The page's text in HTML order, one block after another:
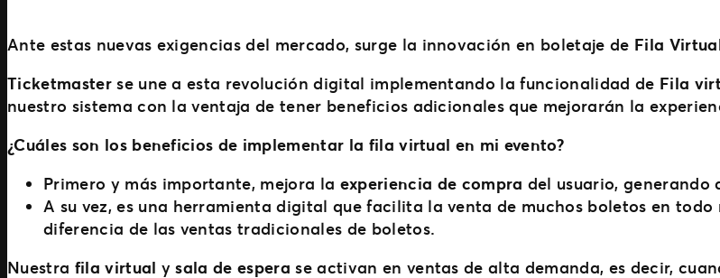
Ante estas nuevas exigencias del mercado, surge la innovación en boletaje de Fila
Ticketmasterse une a esta revolución digital implementando la funcionalidad de Fila
nuestro sistema con la ventaja de tener beneficios adicionales que mejorarán la
¿Cuáles son los beneficios de implementar la fila virtual en mi evento?
Primero y más importante, mejora la experiencia de compra del usuario, generando
A su vez, es una herramienta digital que facilita la venta de muchos boletos en todo
diferencia de las ventas tradicionales de boletos.
Nuestra fila virtual ysala de espera se activan en ventas de alta demanda, es decir,